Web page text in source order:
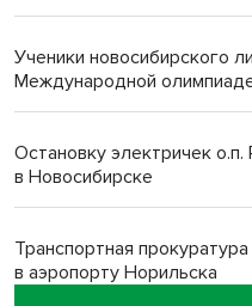
Ученики новосибирского
Международной
Остановку электричек
в Новосибирске
Транспортная
в аэропорту Норильска